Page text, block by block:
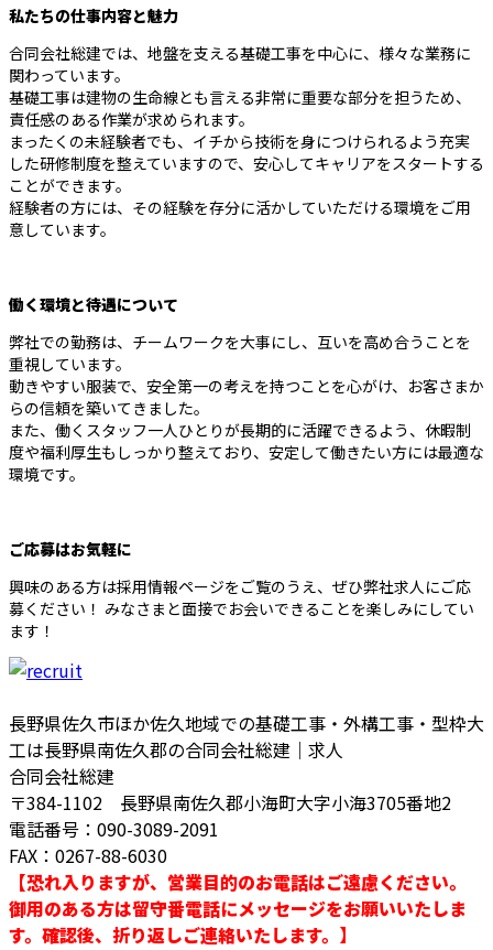
私たちの仕事内容と魅力
合同会社総建では、地盤を支える基礎工事を中心に、様々な業務に
関わっています。
基礎工事は建物の生命線とも言える非常に重要な部分を担うため、
責任感のある作業が求められます。
まったくの未経験者でも、イチから技術を身につけられるよう充実
した研修制度を整えていますので、安心してキャリアをスタートする
ことができます。
経験者の方には、その経験を存分に活かしていただける環境をご用
意しています。
働く環境と待遇について
弊社での勤務は、チームワークを大事にし、互いを高め合うことを
重視しています。
動きやすい服装で、安全第一の考えを持つことを心がけ、お客さまか
らの信頼を築いてきました。
また、働くスタッフ一人ひとりが長期的に活躍できるよう、休暇制
度や福利厚生もしっかり整えており、安定して働きたい方には最適な
環境です。
ご応募はお気軽に
興味のある方は採用情報ページをご覧のうえ、ぜひ弊社求人にご応
募ください！ みなさまと面接でお会いできることを楽しみにしてい
ます！
長野県佐久市ほか佐久地域での基礎工事・外構工事・型枠大
工は長野県南佐久郡の合同会社総建｜求人
合同会社総建
〒384-1102 長野県南佐久郡小海町大字小海3705番地2
電話番号：090-3089-2091
FAX：0267-88-6030
【恐れ入りますが、営業目的のお電話はご遠慮ください。
御用のある方は留守番電話にメッセージをお願いいたしま
す。確認後、折り返しご連絡いたします。】